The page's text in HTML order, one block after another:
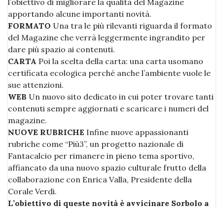
apportando alcune importanti novità.
FORMATO Una tra le più rilevanti riguarda il formato
del Magazine che verrà leggermente ingrandito per
dare più spazio ai contenuti.
CARTA Poi la scelta della carta: una carta usomano
certificata ecologica perché anche l’ambiente vuole le
sue attenzioni.
WEB Un nuovo sito dedicato in cui poter trovare tanti
contenuti sempre aggiornati e scaricare i numeri del
magazine.
NUOVE RUBRICHE Infine nuove appassionanti
rubriche come “Più3”, un progetto nazionale di
Fantacalcio per rimanere in pieno tema sportivo,
affiancato da una nuovo spazio culturale frutto della
collaborazione con Enrica Valla, Presidente della
Corale Verdi.
L’obiettivo di queste novità è avvicinare Sorbolo a